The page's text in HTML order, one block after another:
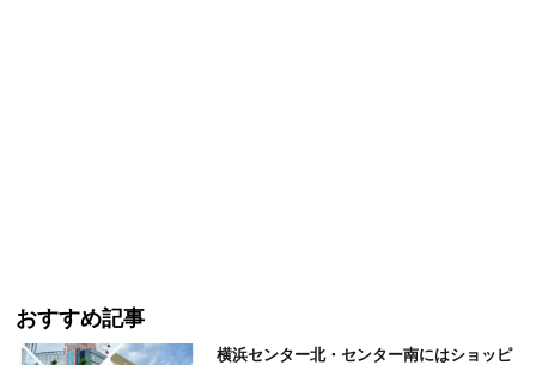
おすすめ記事
横浜センター北・センター南にはショッピ